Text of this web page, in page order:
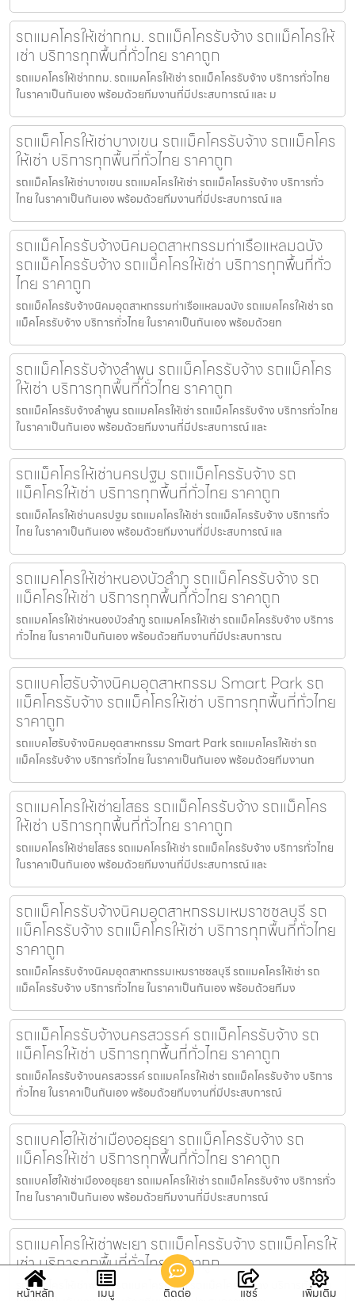
รถแมคโครให้เช่ากทม. รถแม็คโครรับจ้าง รถแม็คโครให้
เช่า บริการทุกพื้นที่ทั่วไทย ราคาถูก
รถแมคโครให้เช่ากทม. รถแมคโครให้เช่า รถแม็คโครรับจ้าง บริการทั่วไทย
ในราคาเป็นกันเอง พร้อมด้วยทีมงานที่มีประสบการณ์ และ ม
รถแม็คโครให้เช่าบางเขน รถแม็คโครรับจ้าง รถแม็คโคร
ให้เช่า บริการทุกพื้นที่ทั่วไทย ราคาถูก
รถแม็คโครให้เช่าบางเขน รถแมคโครให้เช่า รถแม็คโครรับจ้าง บริการทั่ว
ไทย ในราคาเป็นกันเอง พร้อมด้วยทีมงานที่มีประสบการณ์ แล
รถแม็คโครรับจ้างนิคมอุตสาหกรรมท่าเรือแหลมฉบัง
รถแม็คโครรับจ้าง รถแม็คโครให้เช่า บริการทุกพื้นที่ทั่ว
ไทย ราคาถูก
รถแม็คโครรับจ้างนิคมอุตสาหกรรมท่าเรือแหลมฉบัง รถแมคโครให้เช่า รถ
แม็คโครรับจ้าง บริการทั่วไทย ในราคาเป็นกันเอง พร้อมด้วยท
รถแม็คโครรับจ้างลำพูน รถแม็คโครรับจ้าง รถแม็คโคร
ให้เช่า บริการทุกพื้นที่ทั่วไทย ราคาถูก
รถแม็คโครรับจ้างลำพูน รถแมคโครให้เช่า รถแม็คโครรับจ้าง บริการทั่วไทย
ในราคาเป็นกันเอง พร้อมด้วยทีมงานที่มีประสบการณ์ และ
รถแม็คโครให้เช่านครปฐม รถแม็คโครรับจ้าง รถ
แม็คโครให้เช่า บริการทุกพื้นที่ทั่วไทย ราคาถูก
รถแม็คโครให้เช่านครปฐม รถแมคโครให้เช่า รถแม็คโครรับจ้าง บริการทั่ว
ไทย ในราคาเป็นกันเอง พร้อมด้วยทีมงานที่มีประสบการณ์ แล
รถแมคโครให้เช่าหนองบัวลำภู รถแม็คโครรับจ้าง รถ
แม็คโครให้เช่า บริการทุกพื้นที่ทั่วไทย ราคาถูก
รถแมคโครให้เช่าหนองบัวลำภู รถแมคโครให้เช่า รถแม็คโครรับจ้าง บริการ
ทั่วไทย ในราคาเป็นกันเอง พร้อมด้วยทีมงานที่มีประสบการณ
รถแบคโฮรับจ้างนิคมอุตสาหกรรม Smart Park รถ
แม็คโครรับจ้าง รถแม็คโครให้เช่า บริการทุกพื้นที่ทั่วไทย
ราคาถูก
รถแบคโฮรับจ้างนิคมอุตสาหกรรม Smart Park รถแมคโครให้เช่า รถ
แม็คโครรับจ้าง บริการทั่วไทย ในราคาเป็นกันเอง พร้อมด้วยทีมงานท
รถแมคโครให้เช่ายโสธร รถแม็คโครรับจ้าง รถแม็คโคร
ให้เช่า บริการทุกพื้นที่ทั่วไทย ราคาถูก
รถแมคโครให้เช่ายโสธร รถแมคโครให้เช่า รถแม็คโครรับจ้าง บริการทั่วไทย
ในราคาเป็นกันเอง พร้อมด้วยทีมงานที่มีประสบการณ์ และ
รถแม็คโครรับจ้างนิคมอุตสาหกรรมเหมราชชลบุรี รถ
แม็คโครรับจ้าง รถแม็คโครให้เช่า บริการทุกพื้นที่ทั่วไทย
ราคาถูก
รถแม็คโครรับจ้างนิคมอุตสาหกรรมเหมราชชลบุรี รถแมคโครให้เช่า รถ
แม็คโครรับจ้าง บริการทั่วไทย ในราคาเป็นกันเอง พร้อมด้วยทีมง
รถแม็คโครรับจ้างนครสวรรค์ รถแม็คโครรับจ้าง รถ
แม็คโครให้เช่า บริการทุกพื้นที่ทั่วไทย ราคาถูก
รถแม็คโครรับจ้างนครสวรรค์ รถแมคโครให้เช่า รถแม็คโครรับจ้าง บริการ
ทั่วไทย ในราคาเป็นกันเอง พร้อมด้วยทีมงานที่มีประสบการณ์
รถแบคโฮให้เช่าเมืองอยุธยา รถแม็คโครรับจ้าง รถ
แม็คโครให้เช่า บริการทุกพื้นที่ทั่วไทย ราคาถูก
รถแบคโฮให้เช่าเมืองอยุธยา รถแมคโครให้เช่า รถแม็คโครรับจ้าง บริการทั่ว
ไทย ในราคาเป็นกันเอง พร้อมด้วยทีมงานที่มีประสบการณ์
รถแมคโครให้เช่าพะเยา รถแม็คโครรับจ้าง รถแม็คโครให้
เช่า บริการทุกพื้นที่ทั่วไทย ราคาถูก
รถแมคโครให้เช่าพะเยา รถแมคโครให้เช่า รถแม็คโครรับจ้าง บริการทั่วไทย
หน้าหลัก เมนู ติดต่อ แชร์ เพิ่มเติม